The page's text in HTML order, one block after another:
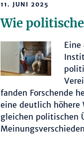
11. JUNI 2025
Wie
fanden Forschende
eine deutlich höhere
gleichen politischen